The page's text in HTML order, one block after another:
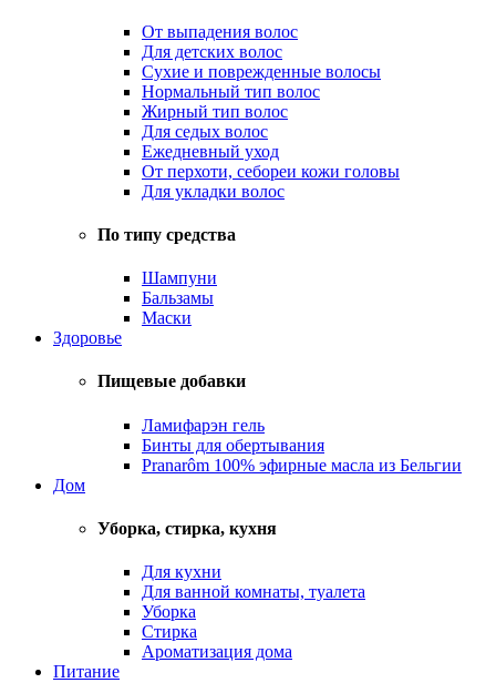
От выпадения волос
Для детских волос
Сухие и поврежденные волосы
Нормальный тип волос
Жирный тип волос
Для седых волос
Ежедневный уход
От перхоти, себореи кожи головы
Для укладки волос
По типу средства
Шампуни
Бальзамы
Маски
Здоровье
Пищевые добавки
Ламифарэн гель
Бинты для обертывания
Pranarôm 100% эфирные масла из Бельгии
Дом
Уборка, стирка, кухня
Для кухни
Для ванной комнаты, туалета
Уборка
Стирка
Ароматизация дома
Питание